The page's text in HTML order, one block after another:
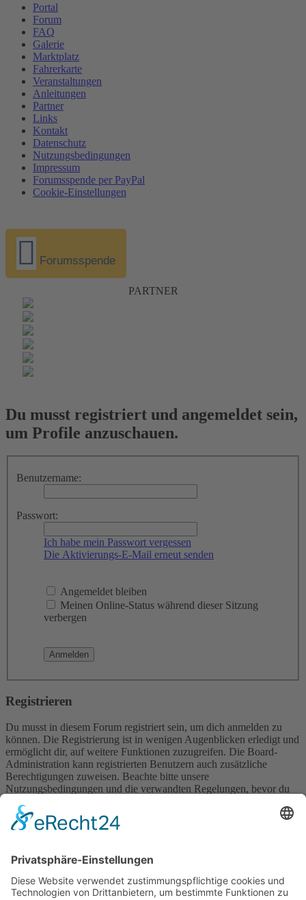
Portal
Forum
FAQ
Galerie
Marktplatz
Fahrerkarte
Veranstaltungen
Anleitungen
Partner
Links
Kontakt
Datenschutz
Nutzungsbedingungen
Impressum
Forumsspende per PayPal
Cookie-Einstellungen
Forumsspende
PARTNER
Du musst registriert und angemeldet sein,
um Profile anzuschauen.
Benutzername:
Passwort:
Ich habe mein Passwort vergessen
Die Aktivierungs-E-Mail erneut senden
Angemeldet bleiben
Meinen Online-Status während dieser Sitzung
verbergen
Registrieren
Du musst in diesem Forum registriert sein, um dich anmelden zu
können. Die Registrierung ist in wenigen Augenblicken erledigt und
ermöglicht dir, auf weitere Funktionen zuzugreifen. Die Board-
Administration kann registrierten Benutzern auch zusätzliche
Berechtigungen zuweisen. Beachte bitte unsere
Nutzungsbedingungen und die verwandten Regelungen, bevor du
wenn du dich in diesem Board bewegst.